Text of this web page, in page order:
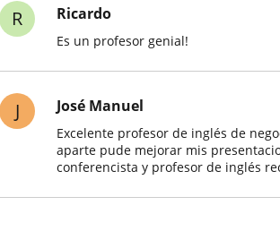
R Ricardo
Es un profesor genial!
J José Manuel
Excelente profesor de inglés de
aparte pude mejorar mis
conferencista y profesor de inglés